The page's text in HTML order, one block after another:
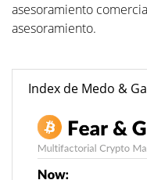
asesoramiento
asesoramiento.
Index de Medo &